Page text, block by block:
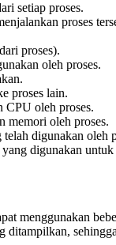
setiap proses.
proses
proses).
oleh proses.
proses lain.
CPU oleh proses.
memori oleh proses.
digunakan oleh
digunakan
menggunakan
ditampilkan,